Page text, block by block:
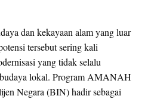
dan kekayaan alam yang luar
tersebut sering kali
yang tidak selalu
lokal. Program AMANAH
Negara (BIN) hadir sebagai